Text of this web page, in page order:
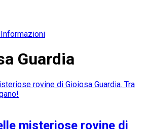
Guardia
misteriose rovine di